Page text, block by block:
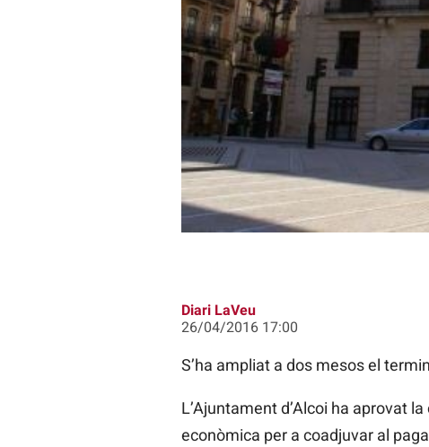
Diari LaVeu
26/04/2016 17:00
S’ha ampliat a dos mesos el
L’Ajuntament d’Alcoi ha aprovat
econòmica per a coadjuvar al